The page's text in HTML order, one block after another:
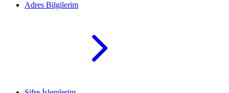
Adres Bilgilerim